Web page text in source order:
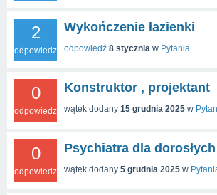
2
odpowiedzi
Wykończenie łazienki
odpowiedź 8 stycznia w Pytania
0
odpowiedzi
Konstruktor , projektant
wątek dodany 15 grudnia 2025 w
0
odpowiedzi
Psychiatra dla dorosłych
wątek dodany 5 grudnia 2025 w